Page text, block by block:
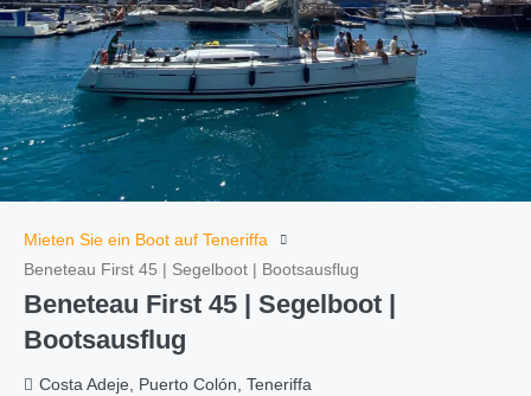
Mieten Sie ein Boot auf Teneriffa
Beneteau First 45 | Segelboot | Bootsausflug
Beneteau First 45 | Segelboot |
Bootsausflug
Costa Adeje, Puerto Colón, Teneriffa